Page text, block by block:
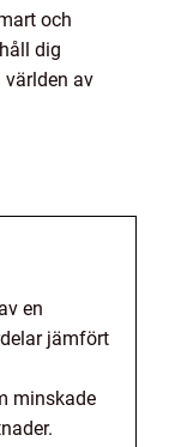
och
dig
av
en
jämfört
minskade